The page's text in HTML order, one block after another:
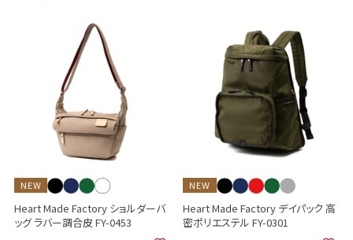
NEW
Heart Made Factory ショルダーバ
ッグ ラバー調合皮 FY-0453
NEW
Heart Made Factory デイパック 高
密ポリエステル FY-0301